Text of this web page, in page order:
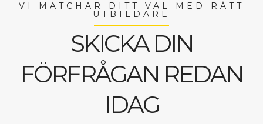
VI MATCHAR DITT VAL MED RÄTT
UTBILDARE
SKICKA DIN
FÖRFRÅGAN REDAN
IDAG